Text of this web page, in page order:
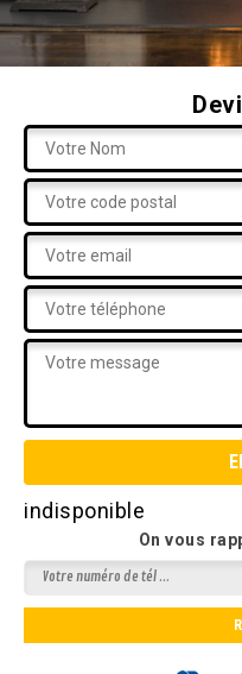
indisponible
On vous